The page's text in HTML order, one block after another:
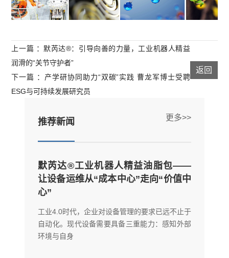
上一篇 ：默芮达®：引导向善的力量，工业机器人精益
润滑的“关节守护者”
下一篇 ：产学研协同助力“双碳”实践 曹龙军博士受聘
ESG与可持续发展研究员
返回
推荐新闻 更多>>
默芮达®工业机器人精益油脂包——
让设备运维从“成本中心”走向“价值中
心”
工业4.0时代，企业对设备管理的要求已远不止于
自动化。现代设备需要具备三重能力：感知外部
环境与自身